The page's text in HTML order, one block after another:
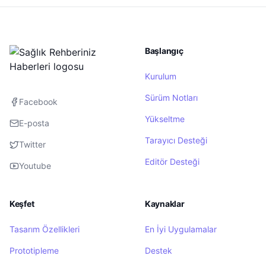
Facebook
E-posta
Twitter
Youtube
Başlangıç
Kurulum
Sürüm Notları
Yükseltme
Tarayıcı Desteği
Editör Desteği
Keşfet
Tasarım Özellikleri
Prototipleme
Kaynaklar
En İyi Uygulamalar
Destek